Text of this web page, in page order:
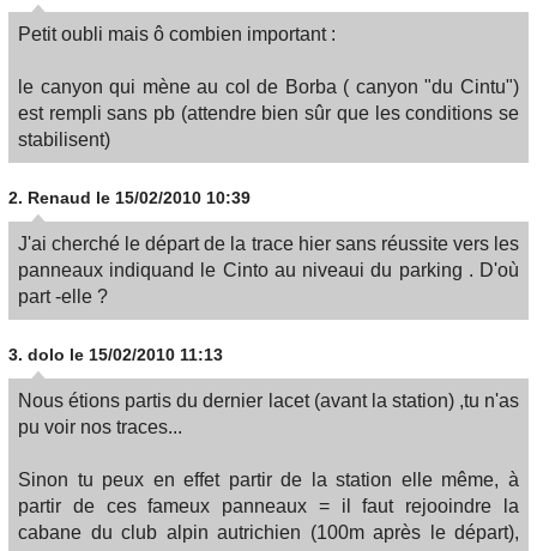
Petit oubli mais ô combien important :
le canyon qui mène au col de Borba ( canyon "du Cintu")
est rempli sans pb (attendre bien sûr que les conditions se
stabilisent)
2. Renaud le 15/02/2010 10:39
J'ai cherché le départ de la trace hier sans réussite vers les
panneaux indiquand le Cinto au niveaui du parking . D'où
part -elle ?
3. dolo le 15/02/2010 11:13
Nous étions partis du dernier lacet (avant la station) ,tu n'as
pu voir nos traces...
Sinon tu peux en effet partir de la station elle même, à
partir de ces fameux panneaux = il faut rejooindre la
cabane du club alpin autrichien (100m après le départ),